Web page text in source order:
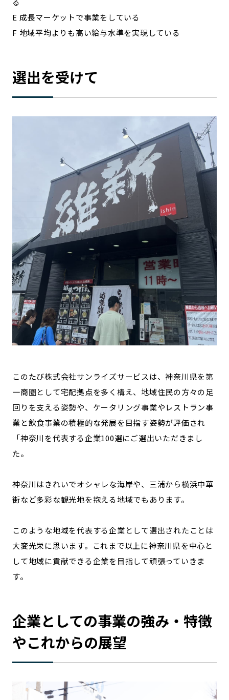
E 成長マーケットで事業をしている
F 地域平均よりも高い給与水準を実現している
選出を受けて
このたび株式会社サンライズサービスは、神奈川県を第
一商圏として宅配拠点を多く構え、地域住民の方々の足
回りを支える姿勢や、ケータリング事業やレストラン事
業と飲食事業の積極的な発展を目指す姿勢が評価され
「神奈川を代表する企業100選にご選出いただきまし
た。
神奈川はきれいでオシャレな海岸や、三浦から横浜中華
街など多彩な観光地を抱える地域でもあります。
このような地域を代表する企業として選出されたことは
大変光栄に思います。これまで以上に神奈川県を中心と
して地域に貢献できる企業を目指して頑張っていきま
す。
企業としての事業の強み・特徴
やこれからの展望